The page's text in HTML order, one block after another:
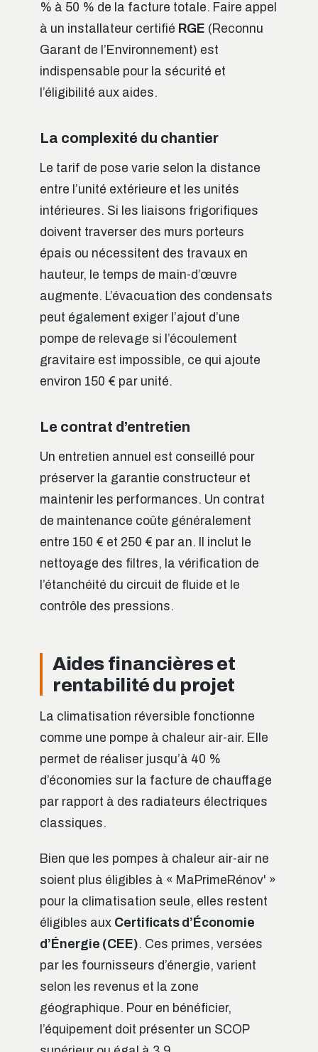
% à 50 % de la facture totale. Faire appel
à un installateur certifié RGE (Reconnu
Garant de l’Environnement) est
indispensable pour la sécurité et
l’éligibilité aux aides.
La complexité du chantier
Le tarif de pose varie selon la distance
entre l’unité extérieure et les unités
intérieures. Si les liaisons frigorifiques
doivent traverser des murs porteurs
épais ou nécessitent des travaux en
hauteur, le temps de main-d’œuvre
augmente. L’évacuation des condensats
peut également exiger l’ajout d’une
pompe de relevage si l’écoulement
gravitaire est impossible, ce qui ajoute
environ 150 € par unité.
Le contrat d’entretien
Un entretien annuel est conseillé pour
préserver la garantie constructeur et
maintenir les performances. Un contrat
de maintenance coûte généralement
entre 150 € et 250 € par an. Il inclut le
nettoyage des filtres, la vérification de
l’étanchéité du circuit de fluide et le
contrôle des pressions.
Aides financières et
rentabilité du projet
La climatisation réversible fonctionne
comme une pompe à chaleur air-air. Elle
permet de réaliser jusqu’à 40 %
d’économies sur la facture de chauffage
par rapport à des radiateurs électriques
classiques.
Bien que les pompes à chaleur air-air ne
soient plus éligibles à « MaPrimeRénov' »
pour la climatisation seule, elles restent
éligibles aux Certificats d’Économie
d’Énergie (CEE). Ces primes, versées
par les fournisseurs d’énergie, varient
selon les revenus et la zone
géographique. Pour en bénéficier,
l’équipement doit présenter un SCOP